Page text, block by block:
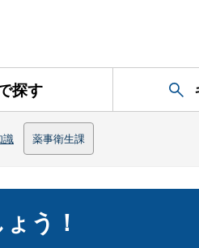
探す
識 薬事衛生課
う！